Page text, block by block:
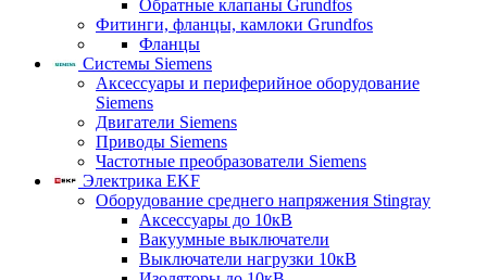
Обратные клапаны Grundfos
Фитинги, фланцы, камлоки Grundfos
Фланцы
Системы Siemens
Аксессуары и периферийное оборудование
Siemens
Двигатели Siemens
Приводы Siemens
Частотные преобразователи Siemens
Электрика EKF
Оборудование среднего напряжения Stingray
Аксессуары до 10кВ
Вакуумные выключатели
Выключатели нагрузки 10кВ